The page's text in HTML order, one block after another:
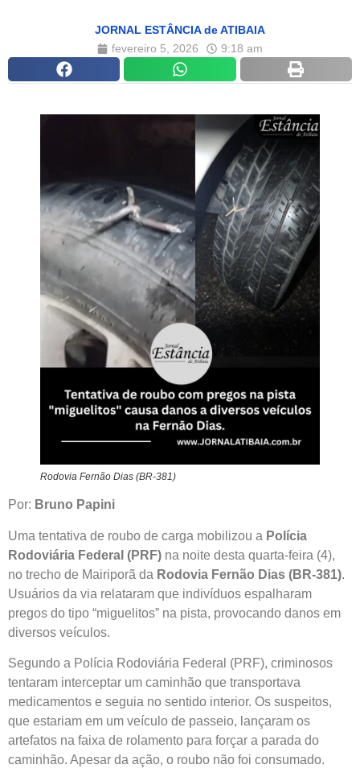
JORNAL ESTÂNCIA de ATIBAIA
fevereiro 5, 2026
9:18 am
Rodovia Fernão Dias (BR-381)
Por: Bruno Papini
Uma tentativa de roubo de carga mobilizou a Polícia
Rodoviária Federal (PRF) na noite desta quarta-feira (4),
no trecho de Mairiporã da Rodovia Fernão Dias (BR-381).
Usuários da via relataram que indivíduos espalharam
pregos do tipo “miguelitos” na pista, provocando danos em
diversos veículos.
Segundo a Polícia Rodoviária Federal (PRF), criminosos
tentaram interceptar um caminhão que transportava
medicamentos e seguia no sentido interior. Os suspeitos,
que estariam em um veículo de passeio, lançaram os
artefatos na faixa de rolamento para forçar a parada do
caminhão. Apesar da ação, o roubo não foi consumado.